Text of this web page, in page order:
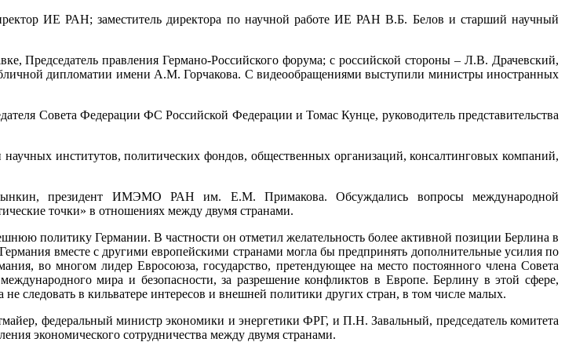
ИЕ РАН; заместитель директора по научной работе ИЕ РАН В.Б. Белов и старший научный
Председатель правления Германо-Российского форума; с российской стороны – Л.В. Драчевский,
дипломатии имени А.М. Горчакова. С видеообращениями выступили министры иностранных
Совета Федерации ФС Российской Федерации и Томас Кунце, руководитель представительства
институтов, политических фондов, общественных организаций, консалтинговых компаний,
президент ИМЭМО РАН им. Е.М. Примакова. Обсуждались вопросы международной
точки» в отношениях между двумя странами.
политику Германии. В частности он отметил желательность более активной позиции Берлина в
вместе с другими европейскими странами могла бы предпринять дополнительные усилия по
во многом лидер Евросоюза, государство, претендующее на место постоянного члена Совета
мира и безопасности, за разрешение конфликтов в Европе. Берлину в этой сфере,
следовать в кильватере интересов и внешней политики других стран, в том числе малых.
федеральный министр экономики и энергетики ФРГ, и П.Н. Завальный, председатель комитета
экономического сотрудничества между двумя странами.